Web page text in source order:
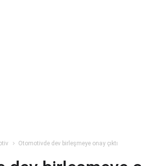
Otomotivde dev birleşmeye onay çıktı